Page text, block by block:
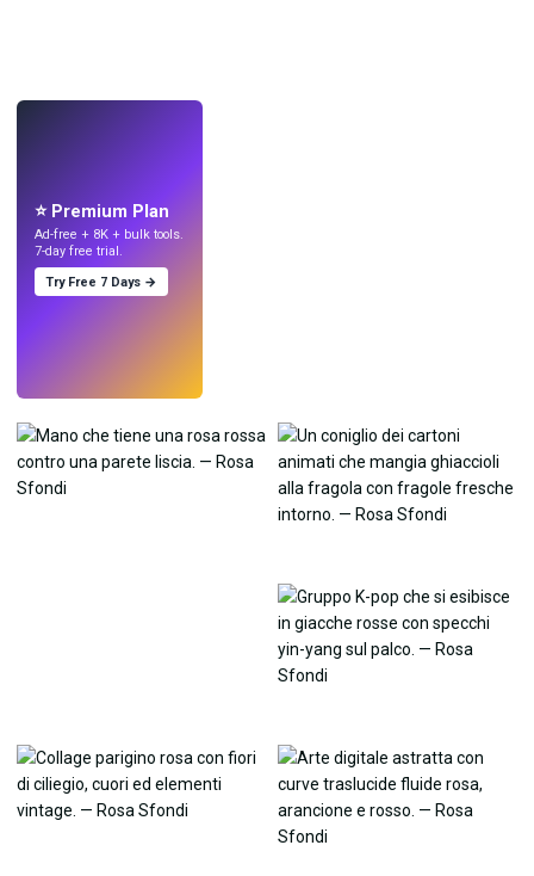
⭐ Premium Plan
Ad-free + 8K + bulk tools.
7-day free trial.
Try Free 7 Days →